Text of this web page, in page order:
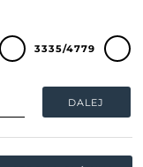
DALEJ
3335/4779